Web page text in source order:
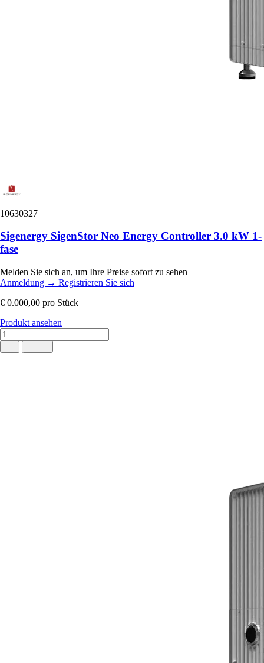
10630327
Sigenergy SigenStor Neo Energy Controller 3.0 kW 1-
fase
Melden Sie sich an, um Ihre Preise sofort zu sehen
Anmeldung → Registrieren Sie sich
€ 0.000,00 pro Stück
Produkt ansehen